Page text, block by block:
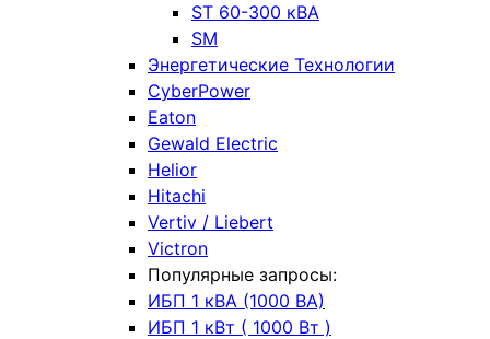
ST 60-300 кВА
SM
Энергетические Технологии
CyberPower
Eaton
Gewald Electric
Helior
Hitachi
Vertiv / Liebert
Victron
Популярные запросы:
ИБП 1 кВА (1000 ВА)
ИБП 1 кВт ( 1000 Вт )